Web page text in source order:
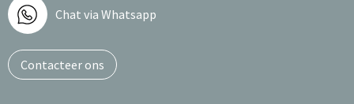
Chat via Whatsapp
Contacteer ons